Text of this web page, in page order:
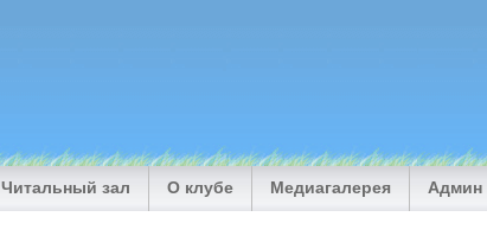
Читальный зал О клубе Медиагалерея Админ